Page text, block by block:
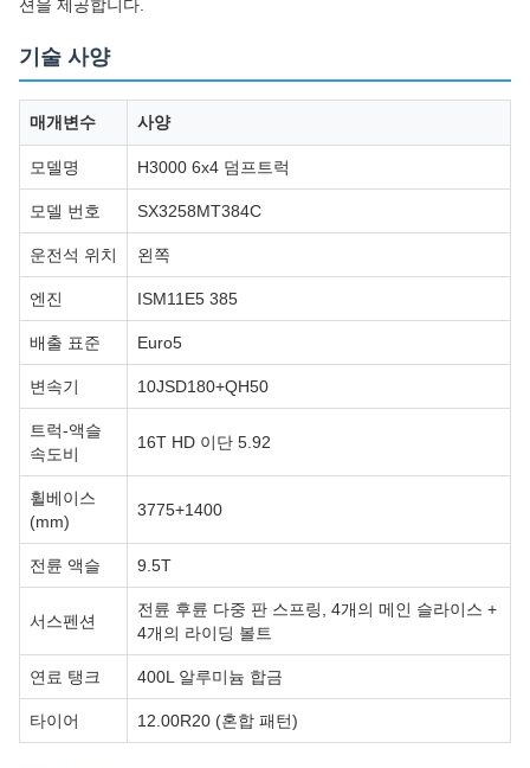
션을 제공합니다.
기술 사양
매개변수 사양
모델명 H3000 6x4 덤프트럭
모델 번호 SX3258MT384C
운전석 위치 왼쪽
엔진 ISM11E5 385
배출 표준 Euro5
변속기 10JSD180+QH50
트럭-액슬
속도비
16T HD 이단 5.92
휠베이스
(mm)
3775+1400
전륜 액슬 9.5T
서스펜션
전륜 후륜 다중 판 스프링, 4개의 메인 슬라이스 +
4개의 라이딩 볼트
연료 탱크 400L 알루미늄 합금
타이어 12.00R20 (혼합 패턴)